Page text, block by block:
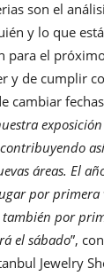
son el
y lo que
para el
y de cumplir
cambiar
áreas. El
por primera
por
el sábado”,
Jewelry